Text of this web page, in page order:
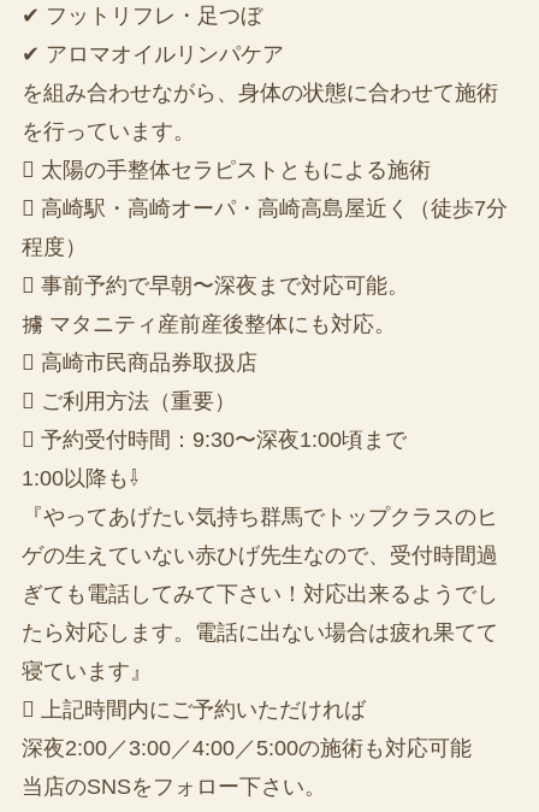
✔ フットリフレ・足つぼ
✔ アロマオイルリンパケア
を組み合わせながら、身体の状態に合わせて施術
を行っています。
 太陽の手整体セラピストともによる施術
 高崎駅・高崎オーパ・高崎高島屋近く（徒歩7分
程度）
 事前予約で早朝〜深夜まで対応可能。
擄 マタニティ産前産後整体にも対応。
 高崎市民商品券取扱店
 ご利用方法（重要）
 予約受付時間：9:30〜深夜1:00頃まで
1:00以降も⇩
『やってあげたい気持ち群馬でトップクラスのヒ
ゲの生えていない赤ひげ先生なので、受付時間過
ぎても電話してみて下さい！対応出来るようでし
たら対応します。電話に出ない場合は疲れ果てて
寝ています』
 上記時間内にご予約いただければ
深夜2:00／3:00／4:00／5:00の施術も対応可能
当店のSNSをフォロー下さい。